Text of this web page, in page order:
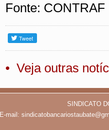
Fonte: CONTRAF
• Veja outras
SINDICATO
E-mail: